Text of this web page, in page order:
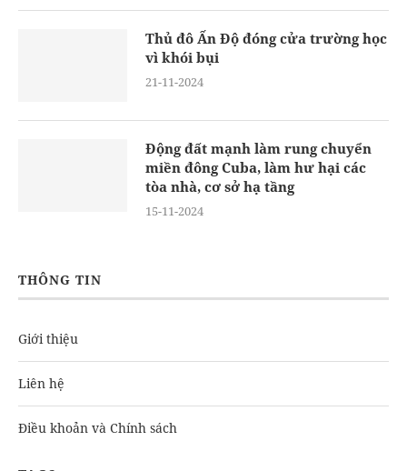
Thủ đô Ấn Độ đóng cửa trường học
vì khói bụi
21-11-2024
Động đất mạnh làm rung chuyển
miền đông Cuba, làm hư hại các
tòa nhà, cơ sở hạ tầng
15-11-2024
THÔNG TIN
Giới thiệu
Liên hệ
Điều khoản và Chính sách